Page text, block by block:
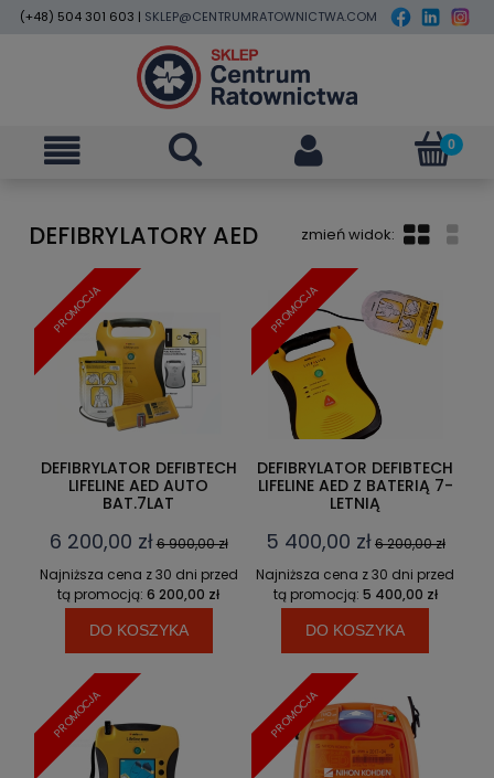
(+48) 504 301 603 | SKLEP@CENTRUMRATOWNICTWA.COM
DEFIBRYLATORY AED
DEFIBRYLATOR DEFIBTECH
LIFELINE AED AUTO
BAT.7LAT
6 200,00 zł6 900,00 zł
Najniższa cena z 30 dni przed
tą promocją:6 200,00 zł
DO KOSZYKA
PROMOCJA
DEFIBRYLATOR DEFIBTECH
LIFELINE AED Z BATERIĄ 7-
LETNIĄ
5 400,00 zł6 200,00 zł
Najniższa cena z 30 dni przed
tą promocją: 5 400,00 zł
DO KOSZYKA
PROMOCJA
PROMOCJA PROMOCJA